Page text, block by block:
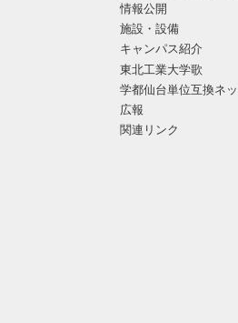
情報公開
施設・設備
キャンパス紹介
東北工業大学歌
学都仙台単位互換ネ
広報
関連リンク